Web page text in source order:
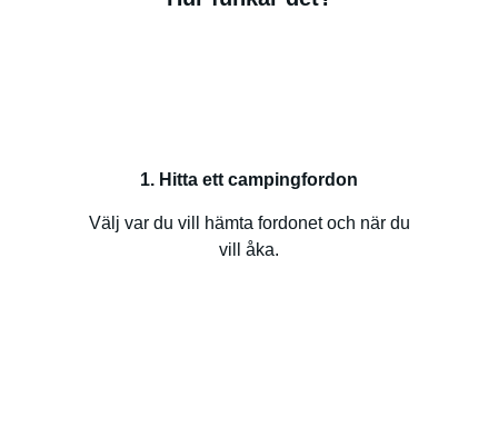
1. Hitta ett campingfordon
Välj var du vill hämta fordonet och när du
vill åka.